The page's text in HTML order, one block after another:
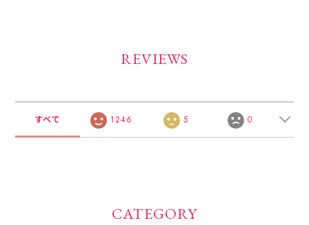
REVIEWS
すべて 1246 5 0
CATEGORY